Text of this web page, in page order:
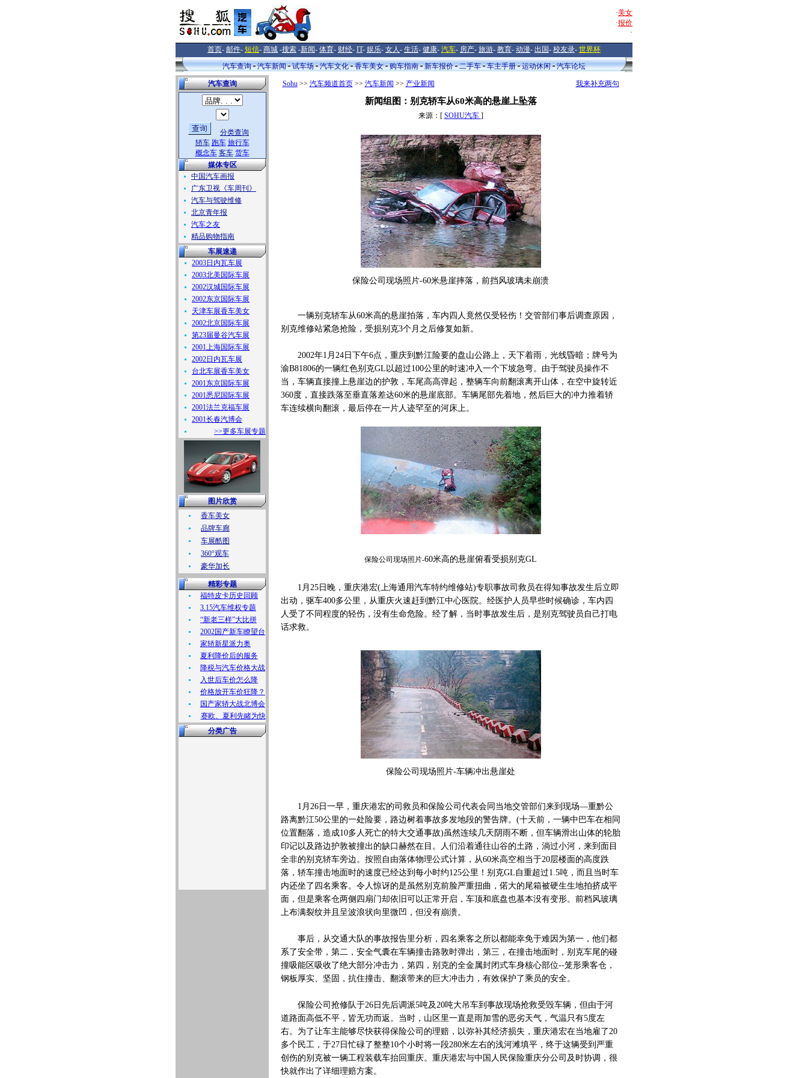
·美女
·报价
·
首页- 邮件- 短信- 商城 -搜索 -新闻- 体育- 财经- IT- 娱乐- 女人- 生活- 健康- 汽车- 房产- 旅游- 教育- 动漫- 出国- 校友录- 世界杯
汽车查询
汽车新闻 试车场 汽车文化 香车美女 购车指南 新车报价 二手车 车主手册 运动休闲 汽车论坛
汽车查询
分类查询
轿车 跑车 旅行车
概念车 客车 货车
媒体专区
中国汽车画报
广东卫视《车周刊》
汽车与驾驶维修
北京青年报
汽车之友
精品购物指南
车展速递
2003日内瓦车展
2003北美国际车展
2002汉城国际车展
2002东京国际车展
天津车展香车美女
2002北京国际车展
第23届曼谷汽车展
2001上海国际车展
2002日内瓦车展
台北车展香车美女
2001东京国际车展
2001悉尼国际车展
2001法兰克福车展
2001长春汽博会
>>更多车展专题
图片欣赏
香车美女
品牌车廊
车展酷图
360°观车
豪华加长
精彩专题
福特皮卡历史回顾
3.15汽车维权专题
“新老三样”大比拼
2002国产新车瞭望台
家轿新星派力奥
夏利降价后的服务
降税与汽车价格大战
入世后车价怎么降
价格放开车价狂降？
国产家轿大战北博会
赛欧、夏利先睹为快
分类广告
Sohu>> 汽车频道首页>> 汽车新闻 >> 产业新闻 我来补充两句
新闻组图：别克轿车从60米高的悬崖上坠落
来源：[ SOHU汽车 ]
保险公司现场照片-60米悬崖摔落，前挡风玻璃未崩溃
一辆别克轿车从60米高的悬崖拍落，车内四人竟然仅受轻伤！交管部们事后调查原因，
别克维修站紧急抢险，受损别克3个月之后修复如新。
2002年1月24日下午6点，重庆到黔江险要的盘山公路上，天下着雨，光线昏暗；牌号为
渝B81806的一辆红色别克GL以超过100公里的时速冲入一个下坡急弯。由于驾驶员操作不
当，车辆直接撞上悬崖边的护敦，车尾高高弹起，整辆车向前翻滚离开山体，在空中旋转近
360度，直接跌落至垂直落差达60米的悬崖底部。车辆尾部先着地，然后巨大的冲力推着轿
车连续横向翻滚，最后停在一片人迹罕至的河床上。
保险公司现场照片-60米高的悬崖俯看受损别克GL
1月25日晚，重庆港宏(上海通用汽车特约维修站)专职事故司救员在得知事故发生后立即
出动，驱车400多公里，从重庆火速赶到黔江中心医院。经医护人员早些时候确诊，车内四
人受了不同程度的轻伤，没有生命危险。经了解，当时事故发生后，是别克驾驶员自己打电
话求救。
保险公司现场照片-车辆冲出悬崖处
1月26日一早，重庆港宏的司救员和保险公司代表会同当地交管部们来到现场—重黔公
路离黔江50公里的一处险要，路边树着事故多发地段的警告牌。(十天前，一辆中巴车在相同
位置翻落，造成10多人死亡的特大交通事故)虽然连续几天阴雨不断，但车辆滑出山体的轮胎
印记以及路边护敦被撞出的缺口赫然在目。人们沿着通往山谷的土路，淌过小河，来到面目
全非的别克轿车旁边。按照自由落体物理公式计算，从60米高空相当于20层楼面的高度跌
落，轿车撞击地面时的速度已经达到每小时约125公里！别克GL自重超过1.5吨，而且当时车
内还坐了四名乘客。令人惊讶的是虽然别克前脸严重扭曲，偌大的尾箱被硬生生地拍挤成平
面，但是乘客仓两侧四扇门却依旧可以正常开启，车顶和底盘也基本没有变形。前档风玻璃
上布满裂纹并且呈波浪状向里微凹，但没有崩溃。
事后，从交通大队的事故报告里分析，四名乘客之所以都能幸免于难因为第一，他们都
系了安全带，第二，安全气囊在车辆撞击路敦时弹出，第三，在撞击地面时，别克车尾的碰
撞吸能区吸收了绝大部分冲击力，第四，别克的全金属封闭式车身核心部位--笼形乘客仓，
钢板厚实、坚固，抗住撞击、翻滚带来的巨大冲击力，有效保护了乘员的安全。
保险公司抢修队于26日先后调派5吨及20吨大吊车到事故现场抢救受毁车辆，但由于河
道路面高低不平，皆无功而返。当时，山区里一直是雨加雪的恶劣天气，气温只有5度左
右。为了让车主能够尽快获得保险公司的理赔，以弥补其经济损失，重庆港宏在当地雇了20
多个民工，于27日忙碌了整整10个小时将一段280米左右的浅河滩填平，终于这辆受到严重
创伤的别克被一辆工程装载车抬回重庆。重庆港宏与中国人民保险重庆分公司及时协调，很
快就作出了详细理赔方案。